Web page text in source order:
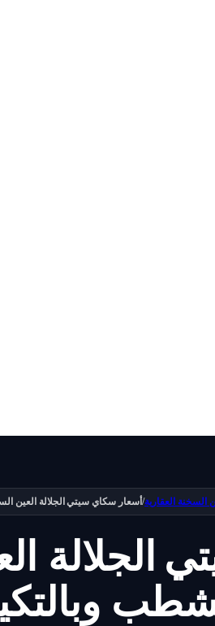
العقارية/ أسعار سكاي سيتي الجلالة العين
الجلالة